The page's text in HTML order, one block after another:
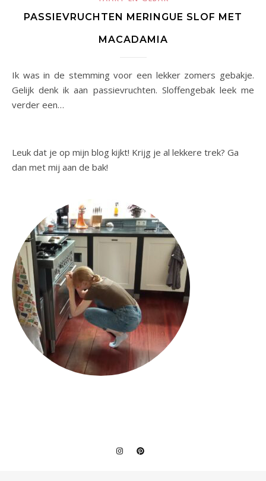
PASSIEVRUCHTEN MERINGUE SLOF MET
MACADAMIA
Ik was in de stemming voor een lekker zomers gebakje.
Gelijk denk ik aan passievruchten. Sloffengebak leek me
verder een…
Leuk dat je op mijn blog kijkt! Krijg je al lekkere trek? Ga
dan met mij aan de bak!